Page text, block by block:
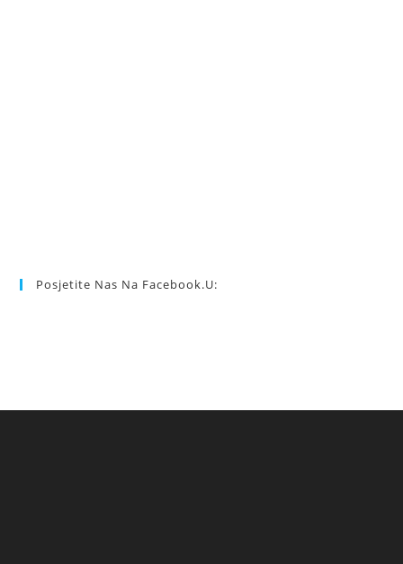
Posjetite Nas Na Facebook.u: